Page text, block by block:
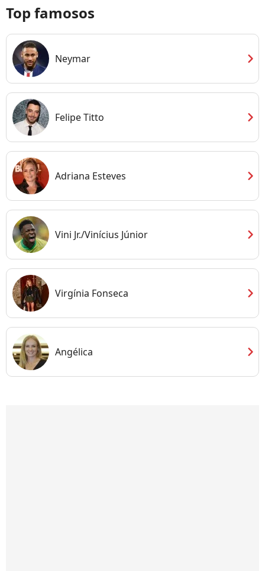
Top famosos
Neymar chevron_right
Felipe Titto chevron_right
Adriana Esteves chevron_right
Vini Jr./Vinícius Júnior chevron_right
Virgínia Fonseca chevron_right
Angélica chevron_right